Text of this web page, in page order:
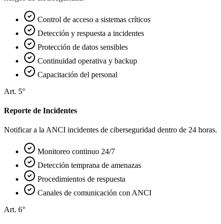
Control de acceso a sistemas críticos
Detección y respuesta a incidentes
Protección de datos sensibles
Continuidad operativa y backup
Capacitación del personal
Art. 5°
Reporte de Incidentes
Notificar a la ANCI incidentes de ciberseguridad dentro de 24 horas.
Monitoreo continuo 24/7
Detección temprana de amenazas
Procedimientos de respuesta
Canales de comunicación con ANCI
Art. 6°